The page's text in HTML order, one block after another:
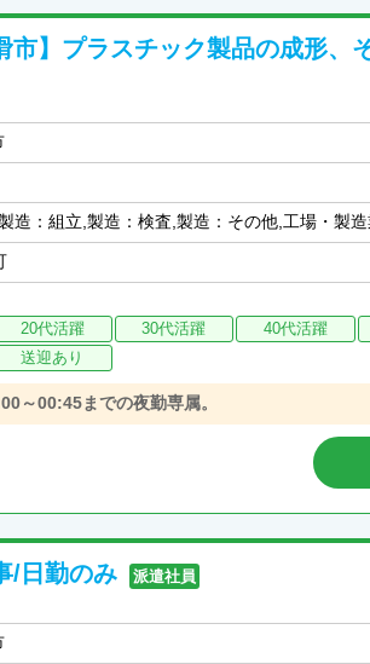
市】プラスチック製品の成形
造：組立,製造：検査,製造：その他,工場・製
20代活躍 30代活躍 40代活躍
送迎あり
～00:45までの夜勤専属。
/日勤のみ 派遣社員